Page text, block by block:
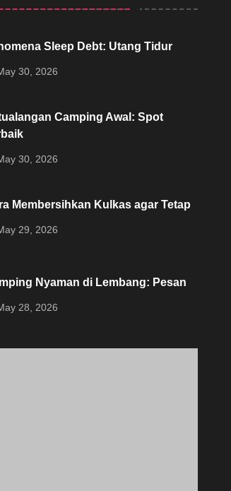
Sleep Debt: Utang Tidur
30, 2026
Camping Awal: Spot
30, 2026
Membersihkan Kulkas agar Tetap
29, 2026
Nyaman di Lembang: Pesan
28, 2026